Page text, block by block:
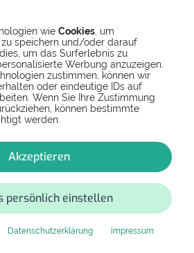
wie Cookies , um
speichern und/oder darauf
um das Surferlebnis zu
Werbung anzuzeigen.
zustimmen, können wir
oder eindeutige IDs auf
Wenn Sie Ihre Zustimmung
können bestimmte
werden.
Akzeptieren
persönlich einstellen
Datenschutzerklärung Impressum
Spenden
Dein Gerät über
guten Zweck.